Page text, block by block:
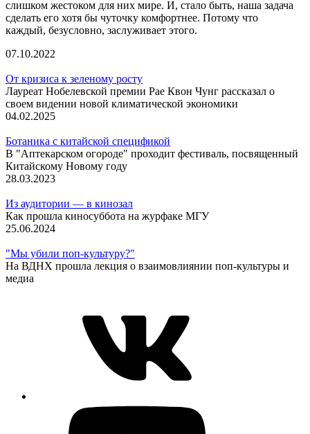
слишком жестоком для них мире. И, стало быть, наша задача
сделать его хотя бы чуточку комфортнее. Потому что
каждый, безусловно, заслуживает этого.
07.10.2022
От кризиса к зеленому росту
Лауреат Нобелевской премии Рае Квон Чунг рассказал о
своем видении новой климатической экономики
04.02.2025
Ботаника с китайской спецификой
В "Аптекарском огороде" проходит фестиваль, посвященный
Китайскому Новому году
28.03.2023
Из аудитории — в кинозал
Как прошла киносуббота на журфаке МГУ
25.06.2024
"Мы убили поп-культуру?"
На ВДНХ прошла лекция о взаимовлиянии поп-культуры и
медиа